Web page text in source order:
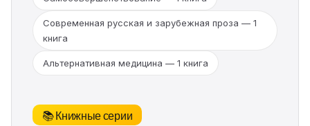
Современная русская и зарубежная проза — 1
книга
Альтернативная медицина — 1 книга
📚 Книжные серии